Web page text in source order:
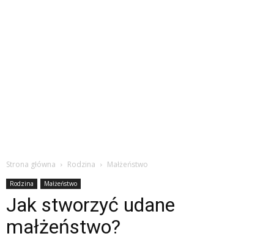
Strona główna Rodzina Małżeństwo
Rodzina Małżeństwo
Jak stworzyć udane
małżeństwo?